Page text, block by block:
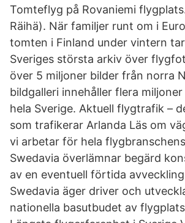
Tomteflyg på Rovaniemi
Räihä). När familjer runt om i
tomten i Finland under vintern
Sveriges största arkiv över
över 5 miljoner bilder från norra
bildgalleri innehåller flera
hela Sverige. Aktuell flygtrafik –
som trafikerar Arlanda Läs om
vi arbetar för hela
Swedavia överlämnar begärd
av en eventuell förtida
Swedavia äger driver och
nationella basutbudet av